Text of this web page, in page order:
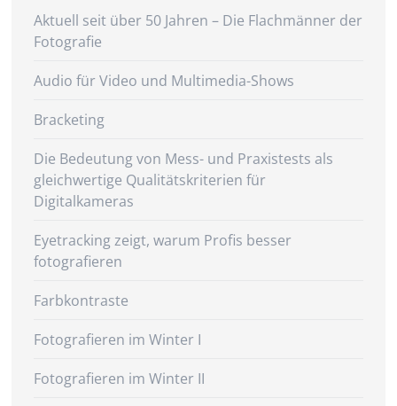
Aktuell seit über 50 Jahren – Die Flachmänner der
Fotografie
Audio für Video und Multimedia-Shows
Bracketing
Die Bedeutung von Mess- und Praxistests als
gleichwertige Qualitätskriterien für
Digitalkameras
Eyetracking zeigt, warum Profis besser
fotografieren
Farbkontraste
Fotografieren im Winter I
Fotografieren im Winter II